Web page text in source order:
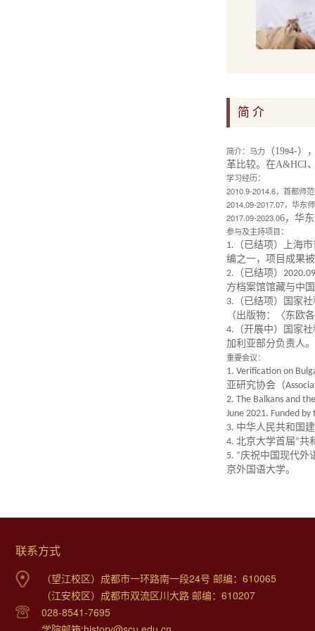
简 介
简介：马力 （1994-）
革比较。在A&HCI
学习经历：
2010.9-2014.6，首都师
2014.09-2017.07，华东
2017.09-2023.06，华
参与及主持项目：
1. （已结项）上海
编之一，项目成果
2.（已结项）
方档案馆馆藏与中
3.（已结项）国家
（出版物：〈东欧
4.（开展中）国家
加利亚部分负责人。
重要会议：
1. Verification on
亚研究协会（
2. The Balkans and
June 2021. Funded
3. 中华人民共和国
4. 北京大学首届“共
5. “庆祝中国现代外
京外国语大学。
联系方式
（望江校区）成都市一环路南一段24号 邮编：610065
（江安校区）成都市双流区川大路 邮编：610207
028-8541-7695